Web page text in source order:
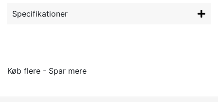
Specifikationer
Køb flere - Spar mere